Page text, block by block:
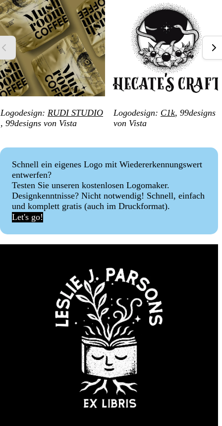
Logodesign: RUDI STUDIO
, 99designs von Vista
Logodesign: C1k, 99designs
von Vista
Schnell ein eigenes Logo mit Wiedererkennungswert
entwerfen?
Testen Sie unseren kostenlosen Logomaker.
Designkenntnisse? Nicht notwendig! Schnell, einfach
und komplett gratis (auch im Druckformat).
Let's go!